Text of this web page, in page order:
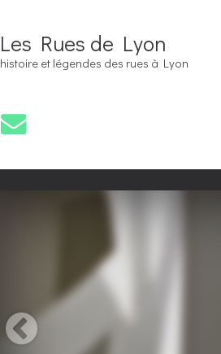
Les Rues de Lyon
histoire et légendes des rues à Lyon